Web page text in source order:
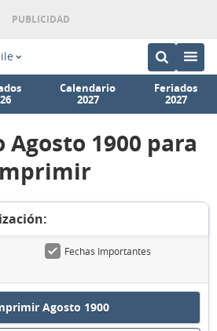
Calendario
2027
Feriados
2027
1900 para
Fechas Importantes
Agosto 1900